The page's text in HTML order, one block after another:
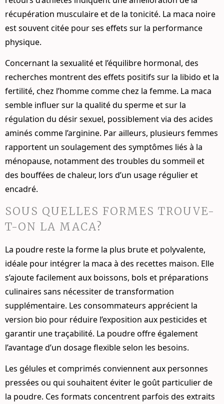
récupération musculaire et de la tonicité. La maca noire
est souvent citée pour ses effets sur la performance
physique.
Concernant la sexualité et l’équilibre hormonal, des
recherches montrent des effets positifs sur la libido et la
fertilité, chez l’homme comme chez la femme. La maca
semble influer sur la qualité du sperme et sur la
régulation du désir sexuel, possiblement via des acides
aminés comme l’arginine. Par ailleurs, plusieurs femmes
rapportent un soulagement des symptômes liés à la
ménopause, notamment des troubles du sommeil et
des bouffées de chaleur, lors d’un usage régulier et
encadré.
SOUS QUELLES FORMES TROUVE-
T-ON LA MACA?
La poudre reste la forme la plus brute et polyvalente,
idéale pour intégrer la maca à des recettes maison. Elle
s’ajoute facilement aux boissons, bols et préparations
culinaires sans nécessiter de transformation
supplémentaire. Les consommateurs apprécient la
version bio pour réduire l’exposition aux pesticides et
garantir une traçabilité. La poudre offre également
l’avantage d’un dosage flexible selon les besoins.
Les gélules et comprimés conviennent aux personnes
pressées ou qui souhaitent éviter le goût particulier de
la poudre. Ces formats concentrent parfois des extraits